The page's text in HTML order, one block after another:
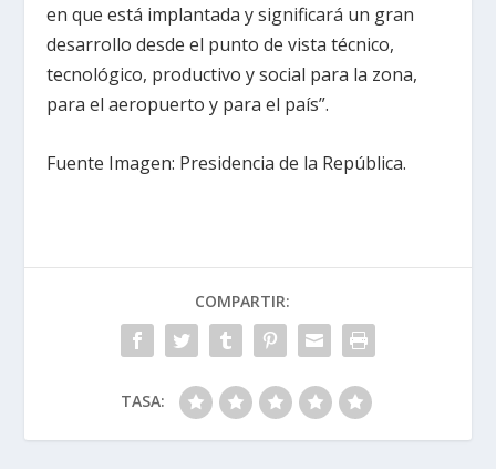
en que está implantada y significará un gran
desarrollo desde el punto de vista técnico,
tecnológico, productivo y social para la zona,
para el aeropuerto y para el país”.
Fuente Imagen: Presidencia de la República.
COMPARTIR:
TASA: